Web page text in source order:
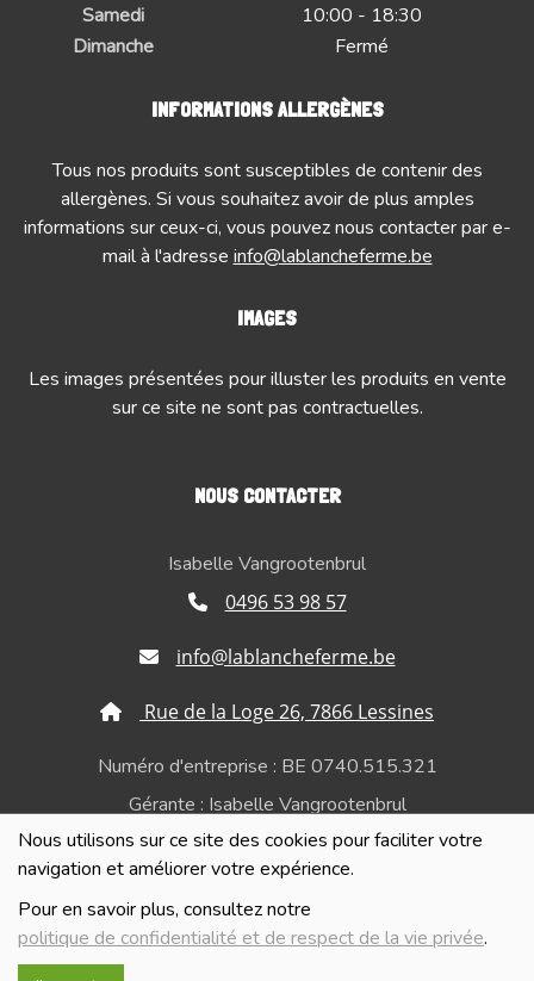
Nous utilisons sur ce site des cookies pour faciliter votre
navigation et améliorer votre expérience.
Pour en savoir plus, consultez notre
politique de confidentialité et de respect de la vie privée.
Samedi
10:00 - 18:30
Dimanche
Fermé
INFORMATIONS ALLERGÈNES
Tous nos produits sont susceptibles de contenir des
allergènes. Si vous souhaitez avoir de plus amples
informations sur ceux-ci, vous pouvez nous contacter par e-
mail à l'adresse info@lablancheferme.be
IMAGES
Les images présentées pour illuster les produits en vente
sur ce site ne sont pas contractuelles.
NOUS CONTACTER
Isabelle Vangrootenbrul
0496 53 98 57
info@lablancheferme.be
Rue de la Loge 26, 7866 Lessines
Numéro d'entreprise : BE 0740.515.321
Gérante : Isabelle Vangrootenbrul
Politique de confidentialité et de respect de la vie
privée